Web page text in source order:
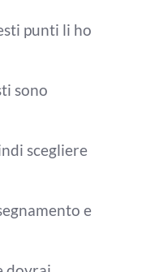
punti li ho
sono
scegliere
e